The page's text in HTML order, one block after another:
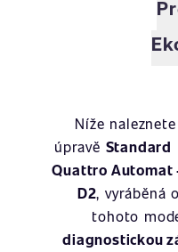
Níže
úpravě Standard
Quattro Automat
D2, vyráběná
tohoto
diagnostickou